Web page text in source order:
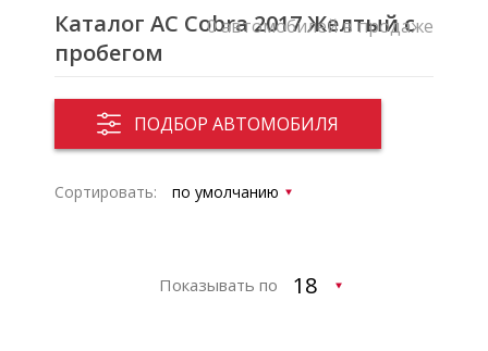
Каталог AC Cobra 2017 Желтый с
пробегом
ПОДБОР АВТОМОБИЛЯ
0 автомобилей в продаже
Сортировать:
Показывать по